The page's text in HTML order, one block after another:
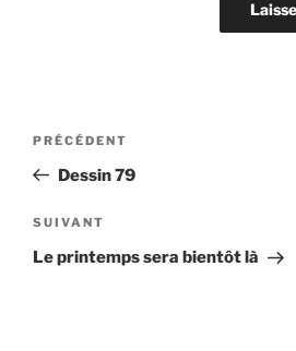
Navigation
l’article
Article
précédent
PRÉCÉDENT
Dessin 79
Article
suivant
SUIVANT
Le printemps sera bientôt là